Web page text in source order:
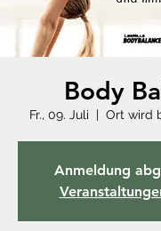
Body
Fr., 09. Juli
  |
Ort wird
Anmeldung